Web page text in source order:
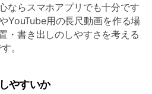
ならスマホアプリでも十分です
YouTube用の長尺動画を作る場
・書き出しのしやすさを考える
。
やすいか